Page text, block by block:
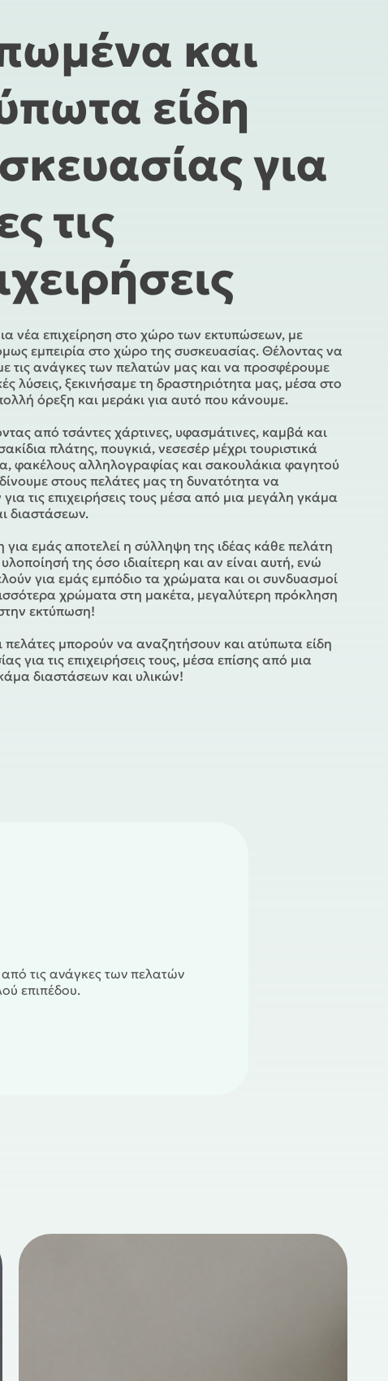
και
είδη
για
τις
νέα επιχείρηση στο χώρο των εκτυπώσεων, με
εμπειρία στο χώρο της συσκευασίας. Θέλοντας να
τις ανάγκες των πελατών μας και να προσφέρουμε
λύσεις, ξεκινήσαμε τη δραστηριότητα μας, μέσα στο
όρεξη και μεράκι για αυτό που κάνουμε.
από τσάντες χάρτινες, υφασμάτινες, καμβά και
πλάτης, πουγκιά, νεσεσέρ μέχρι τουριστικά
φακέλους αλληλογραφίας και σακουλάκια φαγητού
στους πελάτες μας τη δυνατότητα να
για τις επιχειρήσεις τους μέσα από μια μεγάλη γκάμα
διαστάσεων.
εμάς αποτελεί η σύλληψη της ιδέας κάθε πελάτη
της όσο ιδιαίτερη και αν είναι αυτή, ενώ
για εμάς εμπόδιο τα χρώματα και οι συνδυασμοί
χρώματα στη μακέτα, μεγαλύτερη πρόκληση
εκτύπωση!
πελάτες μπορούν να αναζητήσουν και ατύπωτα είδη
για τις επιχειρήσεις τους, μέσα επίσης από μια
διαστάσεων και υλικών!
τις ανάγκες των πελατών
επιπέδου.